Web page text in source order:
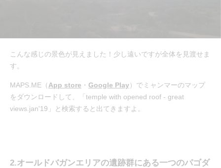
こんな感じの景色が見えました！少し遠いですが全体を見渡せま
す。
MAPS.ME（App store ・ Google Play）でミャンマーのマップ
をダウンロードして、「temple with opened roof - great
views.jan'19」と検索すると出てきますよ。
2.オールドバガンエリアの遺跡群にある一つのパゴダ